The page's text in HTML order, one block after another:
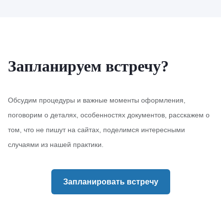
Запланируем встречу?
Обсудим процедуры и важные моменты оформления,
поговорим о деталях, особенностях документов, расскажем о
том, что не пишут на сайтах, поделимся интересными
случаями из нашей практики.
Запланировать встречу